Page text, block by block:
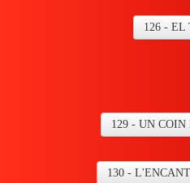
126 - EL
129 - UN COIN
130 -